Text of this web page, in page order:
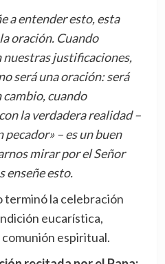
a entender esto, esta
oración. Cuando
nuestras justificaciones,
será una oración: será
cambio, cuando
la verdadera realidad –
pecador» – es un buen
mirar por el Señor
enseñe esto.
terminó la celebración
eucarística,
espiritual.